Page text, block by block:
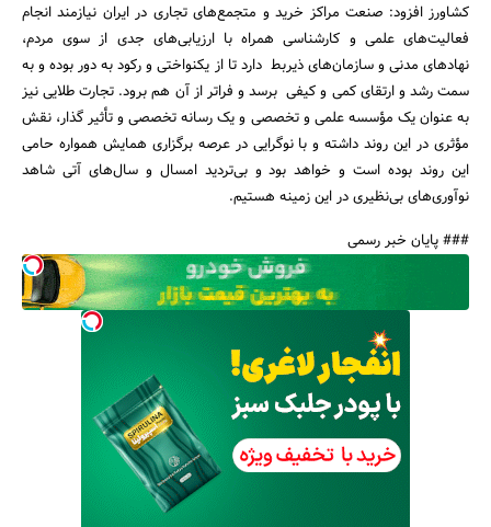
کشاورز افزود: صنعت مراکز خرید و متجمع‌های تجاری در ایران نیازمند انجام
فعالیت‌های علمی و کارشناسی همراه با ارزیابی‌های جدی از سوی مردم،
نهادهای مدنی و سازمان‌های ذیربط دارد تا از یکنواختی و رکود به دور بوده و به
سمت رشد و ارتقای کمی و کیفی برسد و فراتر از آن هم برود. تجارت طلایی نیز
به عنوان یک مؤسسه علمی و تخصصی و یک رسانه تخصصی و تأثیر گذار، نقش
مؤثری در این روند داشته و با نوگرایی در عرصه برگزاری همایش همواره حامی
این روند بوده است و خواهد بود و بی‌تردید امسال و سال‌های آتی شاهد
نوآوری‌های بی‌‌نظیری در این زمینه هستیم.
### پایان خبر رسمی